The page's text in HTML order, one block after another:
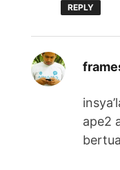
REPLY
ape2